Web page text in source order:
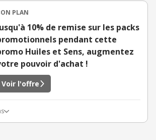
PLAN
10% de remise sur les packs
pendant cette
Huiles et Sens, augmentez
pouvoir d'achat !
Voir l'offre